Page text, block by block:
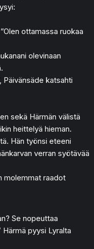
ottamassa ruokaa
olevinaan
Päivänsäde katsahti
sekä Härmän välistä
heittelyä hieman.
Hän työnsi eteeni
verran syötävää
molemmat raadot
Se nopeuttaa
pyysi Lyralta